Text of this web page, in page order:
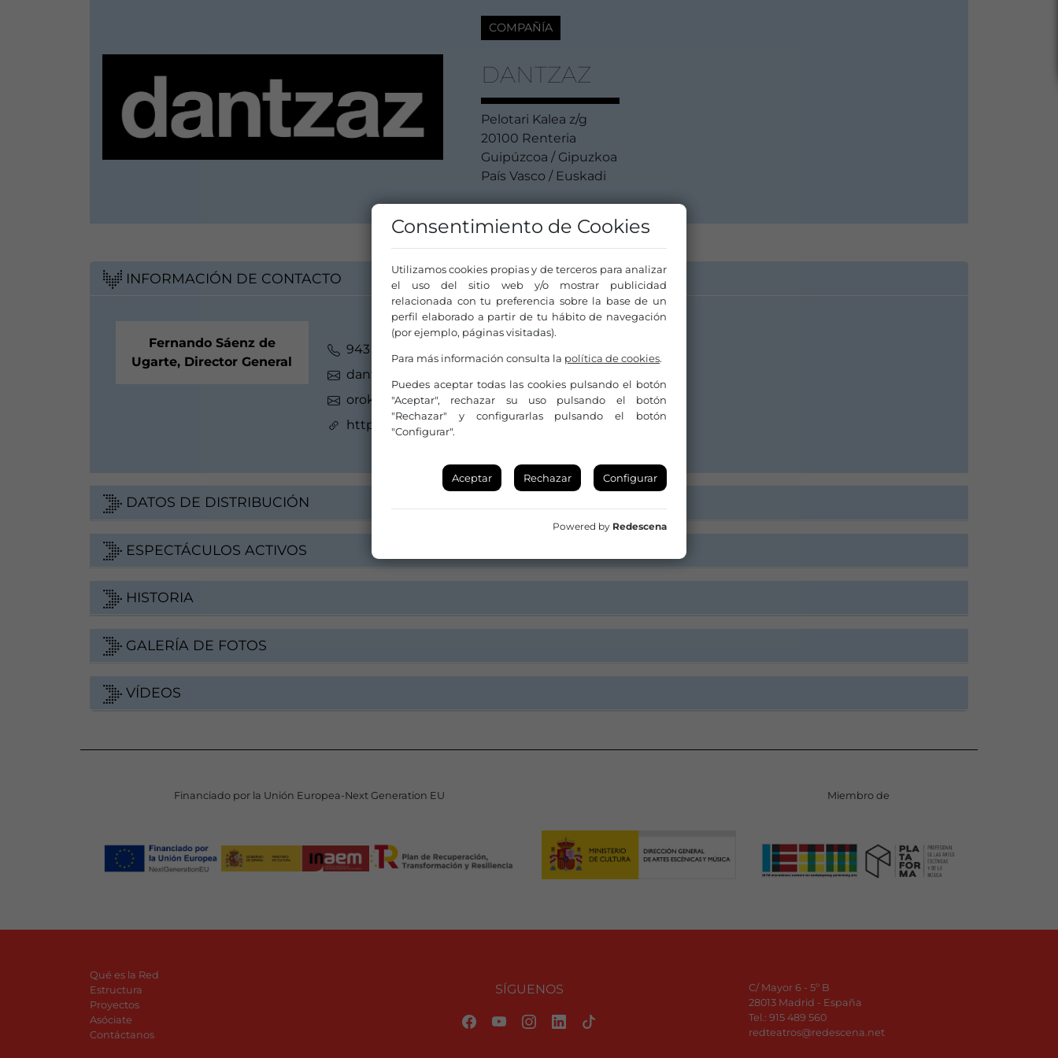
COMPAÑÍA
DANTZAZ
Pelotari Kalea z/g
20100 Renteria
Guipúzcoa / Gipuzkoa
País Vasco / Euskadi
INFORMACIÓN DE CONTACTO
Fernando Sáenz de
Ugarte, Director General
943 021136/629 889826
dantzaz@dantzaz.eus
orok@dantzaz.eus
http://www.dantzaz.eus
DATOS DE DISTRIBUCIÓN
ESPECTÁCULOS ACTIVOS
HISTORIA
GALERÍA DE FOTOS
VÍDEOS
Financiado por la Unión Europea-Next Generation EU Miembro de
Qué es la Red
Estructura
Proyectos
Asóciate
Contáctanos
SÍGUENOS
C/ Mayor 6 - 5º B
28013 Madrid - España
Tel.: 915 489 560
redteatros@redescena.net
Consentimiento de Cookies
Utilizamos cookies propias y de terceros para analizar
el uso del sitio web y/o mostrar publicidad
relacionada con tu preferencia sobre la base de un
perfil elaborado a partir de tu hábito de navegación
(por ejemplo, páginas visitadas).
Para más información consulta la política de cookies.
Puedes aceptar todas las cookies pulsando el botón
"Aceptar", rechazar su uso pulsando el botón
"Rechazar" y configurarlas pulsando el botón
"Configurar".
Aceptar Rechazar Configurar
Powered by Redescena